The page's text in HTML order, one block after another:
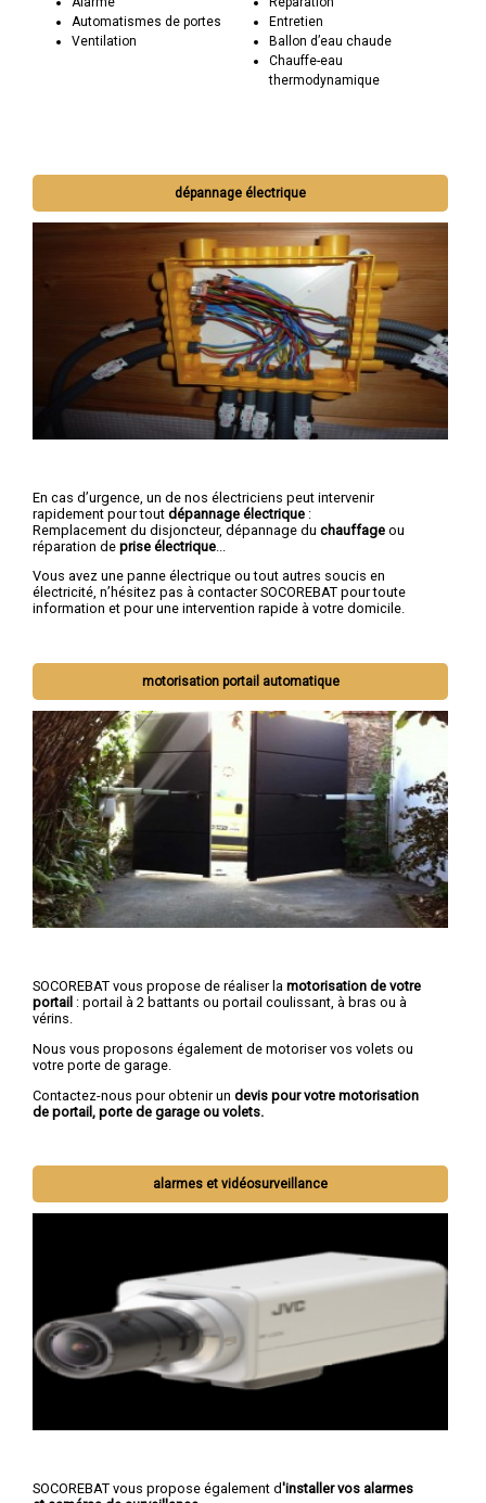
Automatismes de portes
Ventilation
Entretien
Ballon d’eau chaude
Chauffe-eau
thermodynamique
dépannage électrique
En cas d’urgence, un de nos électriciens peut intervenir
rapidement pour tout dépannage électrique :
Remplacement du disjoncteur, dépannage du chauffage ou
réparation de prise électrique
Vous avez une panne électrique ou tout autres soucis en
électricité, n’hésitez pas à contacter SOCOREBAT pour toute
information et pour une intervention rapide à votre domicile.
motorisation portail automatique
SOCOREBAT vous propose de réaliser la motorisation de votre
portail : portail à 2 battants ou portail coulissant, à bras ou à
vérins.
Nous vous proposons également de motoriser vos volets ou
votre porte de garage.
Contactez-nous pour obtenir un devis pour votre motorisation
de portail, porte de garage ou volets.
alarmes et vidéosurveillance
SOCOREBAT vous propose également d'installer vos alarmes